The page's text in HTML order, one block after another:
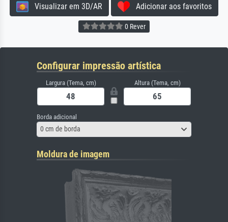
Visualizar em 3D/AR Adicionar aos favoritos
0 Rever
Configurar impressão artística
Largura (Tema, cm) Altura (Tema, cm)
Borda adicional
0 cm de borda
Moldura de imagem